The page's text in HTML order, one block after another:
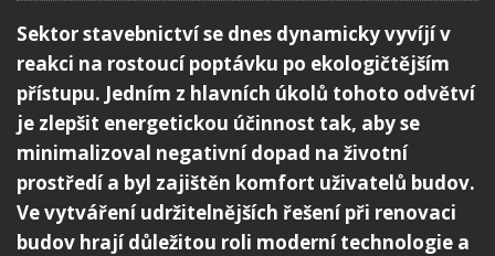
Sektor stavebnictví se dnes dynamicky vyvíjí v
reakci na rostoucí poptávku po ekologičtějším
přístupu. Jedním z hlavních úkolů tohoto odvětví
je zlepšit energetickou účinnost tak, aby se
minimalizoval negativní dopad na životní
prostředí a byl zajištěn komfort uživatelů budov.
Ve vytváření udržitelnějších řešení při renovaci
budov hrají důležitou roli moderní technologie a